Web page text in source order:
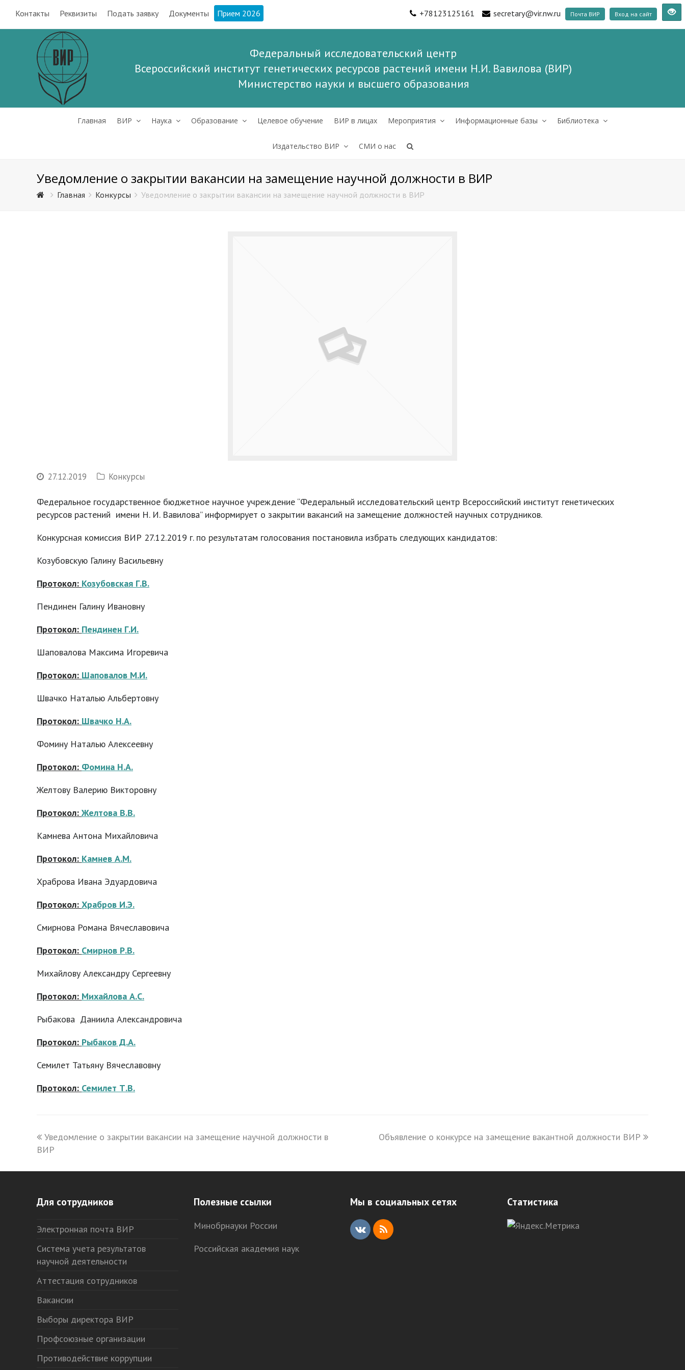
Контакты Реквизиты Подать заявку Документы Прием 2026 +78123125161 secretary@vir.nw.ru Почта ВИР Вход на сайт
Федеральный исследовательский центр
Всероссийский институт генетических ресурсов растений имени Н.И. Вавилова (ВИР)
Министерство науки и высшего образования
Главная ВИР Наука Образование Целевое обучение ВИР в лицах Мероприятия Информационные базы Библиотека
Издательство ВИР СМИ о нас
Уведомление о закрытии вакансии на замещение научной должности в ВИР
Главная Конкурсы Уведомление о закрытии вакансии на замещение научной должности в ВИР
27.12.2019 Конкурсы
Федеральное государственное бюджетное научное учреждение “Федеральный исследовательский центр Всероссийский институт генетических
ресурсов растений имени Н. И. Вавилова” информирует о закрытии вакансий на замещение должностей научных сотрудников.
Конкурсная комиссия ВИР 27.12.2019 г. по результатам голосования постановила избрать следующих кандидатов:
Козубовскую Галину Васильевну
Протокол: Козубовская Г.В.
Пендинен Галину Ивановну
Протокол: Пендинен Г.И.
Шаповалова Максима Игоревича
Протокол: Шаповалов М.И.
Швачко Наталью Альбертовну
Протокол: Швачко Н.А.
Фомину Наталью Алексеевну
Протокол: Фомина Н.А.
Желтову Валерию Викторовну
Протокол:Желтова В.В.
Камнева Антона Михайловича
Протокол: Камнев А.М.
Храброва Ивана Эдуардовича
Протокол: Храбров И.Э.
Смирнова Романа Вячеславовича
Протокол: Смирнов Р.В.
Михайлову Александру Сергеевну
Протокол: Михайлова А.С.
Рыбакова Даниила Александровича
Протокол: Рыбаков Д.А.
Семилет Татьяну Вячеславовну
Протокол: Семилет Т.В.
previous
post:
Уведомление о закрытии вакансии на замещение научной должности в
ВИР
next
Объявление о конкурсе на замещение вакантной должности ВИР
Для сотрудников
Электронная почта ВИР
Система учета результатов
научной деятельности
Аттестация сотрудников
Вакансии
Выборы директора ВИР
Профсоюзные организации
Противодействие коррупции
Полезные ссылки
Минобрнауки России
Российская академия наук
Мы в социальных сетях
V
R
Статистика